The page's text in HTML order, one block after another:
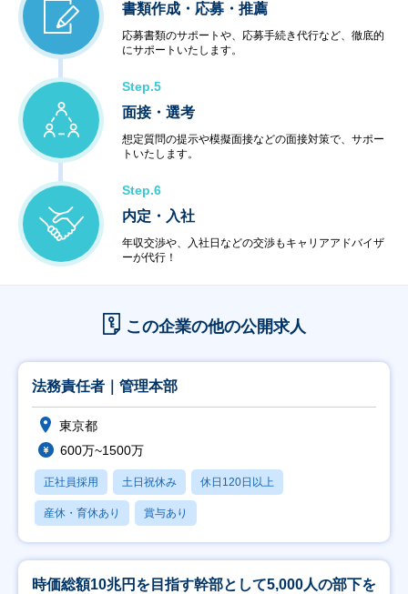
書類作成・応募・推薦
応募書類のサポートや、応募手続き代行など、徹底的
にサポートいたします。
Step.5
面接・選考
想定質問の提示や模擬面接などの面接対策で、サポー
トいたします。
Step.6
内定・入社
年収交渉や、入社日などの交渉もキャリアアドバイザ
ーが代行！
この企業の他の公開求人
法務責任者｜管理本部
東京都
600万~1500万
正社員採用 土日祝休み 休日120日以上
産休・育休あり 賞与あり
時価総額10兆円を目指す幹部として5,000人の部下を